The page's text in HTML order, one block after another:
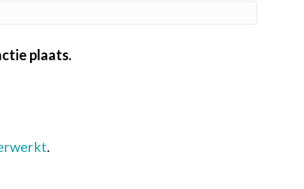
plaats.
.